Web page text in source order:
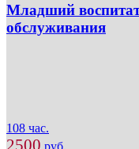
Младший
обслуживания
108 час.
2500 руб.